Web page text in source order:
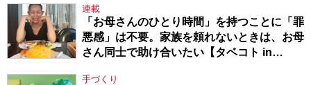
連載
「お母さんのひとり時間」を持つことに「罪
悪感」は不要。家族を頼れないときは、お母
さん同士で助け合いたい【タベコト in
手づくり